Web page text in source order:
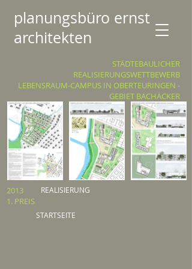
planungsbüro ernst
architekten
STÄDTEBAULICHER
REALISIERUNGSWETTBEWERB
LEBENSRAUM-CAMPUS IN OBERTEURINGEN -
GEBIET BACHÄCKER
REALISIERUNG
2013
1. PREIS
STARTSEITE